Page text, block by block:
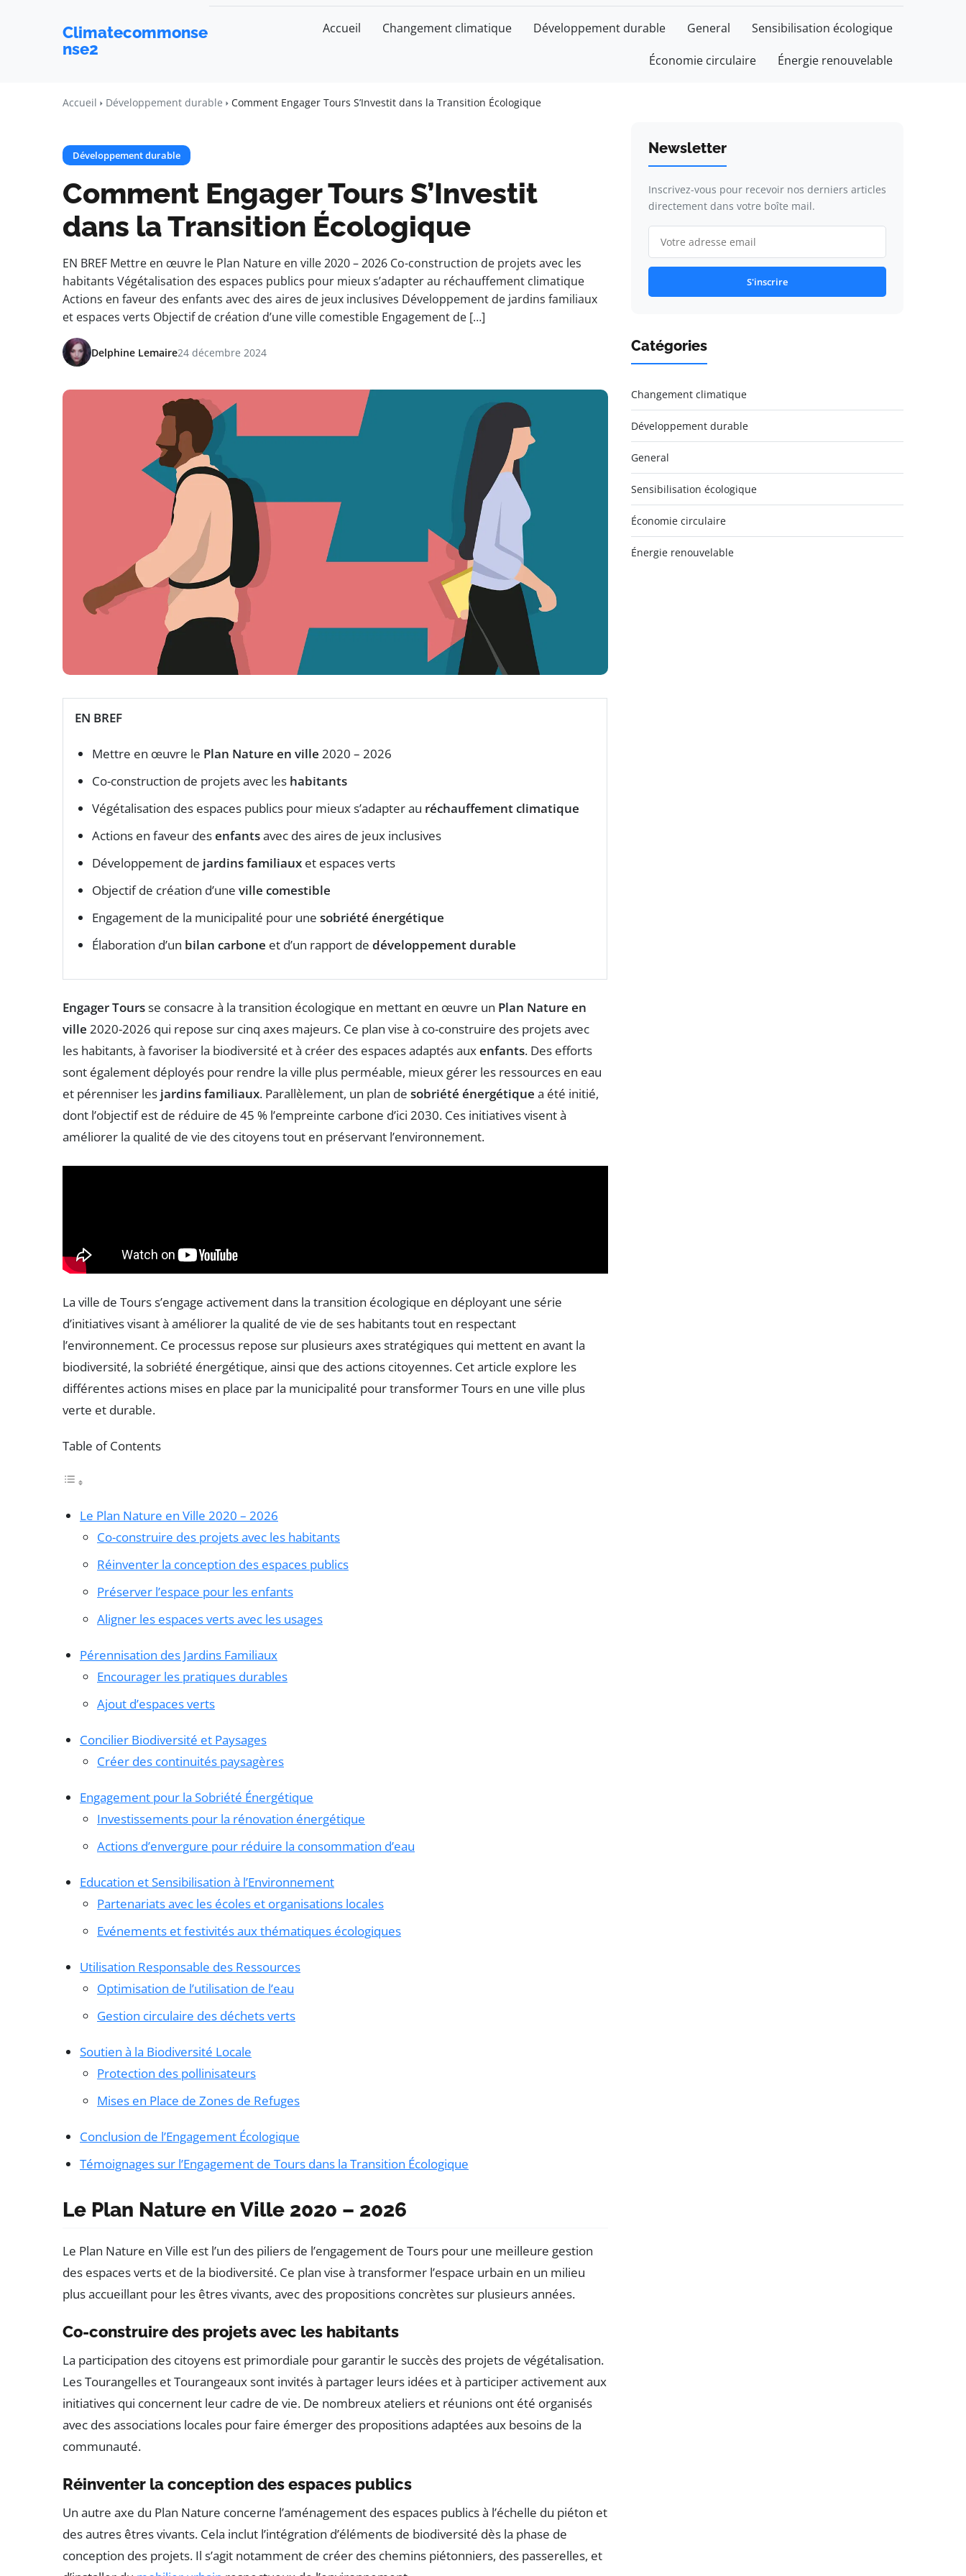
Climatecommonse
nse2
Accueil Changement climatique Développement durable General Sensibilisation écologique
Économie circulaire Énergie renouvelable
Accueil Développement durable Comment Engager Tours S’Investit dans la Transition Écologique
Développement durable
Comment Engager Tours S’Investit
dans la Transition Écologique
EN BREF Mettre en œuvre le Plan Nature en ville 2020 – 2026 Co-construction de projets avec les
habitants Végétalisation des espaces publics pour mieux s’adapter au réchauffement climatique
Actions en faveur des enfants avec des aires de jeux inclusives Développement de jardins familiaux
et espaces verts Objectif de création d’une ville comestible Engagement de […]
Delphine Lemaire24 décembre 2024
EN BREF
Mettre en œuvre le Plan Nature en ville 2020 – 2026
Co-construction de projets avec les habitants
Végétalisation des espaces publics pour mieux s’adapter au réchauffement climatique
Actions en faveur desenfantsavec des aires de jeux inclusives
Développement de jardins familiaux et espaces verts
Objectif de création d’une ville comestible
Engagement de la municipalité pour une sobriété énergétique
Élaboration d’un bilan carbone et d’un rapport de développement durable
Engager Toursse consacre à la transition écologique en mettant en œuvre un Plan Nature en
ville 2020-2026 qui repose sur cinq axes majeurs. Ce plan vise à co-construire des projets avec
les habitants, à favoriser la biodiversité et à créer des espaces adaptés auxenfants. Des efforts
sont également déployés pour rendre la ville plus perméable, mieux gérer les ressources en eau
et pérenniser les jardins familiaux. Parallèlement, un plan de sobriété énergétique a été initié,
dont l’objectif est de réduire de 45 % l’empreinte carbone d’ici 2030. Ces initiatives visent à
améliorer la qualité de vie des citoyens tout en préservant l’environnement.
La ville de Tours s’engage activement dans la transition écologique en déployant une série
d’initiatives visant à améliorer la qualité de vie de ses habitants tout en respectant
l’environnement. Ce processus repose sur plusieurs axes stratégiques qui mettent en avant la
biodiversité, la sobriété énergétique, ainsi que des actions citoyennes. Cet article explore les
différentes actions mises en place par la municipalité pour transformer Tours en une ville plus
verte et durable.
Table of Contents
Le Plan Nature en Ville 2020 – 2026
Co-construire des projets avec les habitants
Réinventer la conception des espaces publics
Préserver l’espace pour les enfants
Aligner les espaces verts avec les usages
Pérennisation des Jardins Familiaux
Encourager les pratiques durables
Ajout d’espaces verts
Concilier Biodiversité et Paysages
Créer des continuités paysagères
Engagement pour la Sobriété Énergétique
Investissements pour la rénovation énergétique
Actions d’envergure pour réduire la consommation d’eau
Education et Sensibilisation à l’Environnement
Partenariats avec les écoles et organisations locales
Evénements et festivités aux thématiques écologiques
Utilisation Responsable des Ressources
Optimisation de l’utilisation de l’eau
Gestion circulaire des déchets verts
Soutien à la Biodiversité Locale
Protection des pollinisateurs
Mises en Place de Zones de Refuges
Conclusion de l’Engagement Écologique
Témoignages sur l’Engagement de Tours dans la Transition Écologique
Le Plan Nature en Ville 2020 – 2026
Le Plan Nature en Ville est l’un des piliers de l’engagement de Tours pour une meilleure gestion
des espaces verts et de la biodiversité. Ce plan vise à transformer l’espace urbain en un milieu
plus accueillant pour les êtres vivants, avec des propositions concrètes sur plusieurs années.
Co-construire des projets avec les habitants
La participation des citoyens est primordiale pour garantir le succès des projets de végétalisation.
Les Tourangelles et Tourangeaux sont invités à partager leurs idées et à participer activement aux
initiatives qui concernent leur cadre de vie. De nombreux ateliers et réunions ont été organisés
avec des associations locales pour faire émerger des propositions adaptées aux besoins de la
communauté.
Réinventer la conception des espaces publics
Un autre axe du Plan Nature concerne l’aménagement des espaces publics à l’échelle du piéton et
des autres êtres vivants. Cela inclut l’intégration d’éléments de biodiversité dès la phase de
conception des projets. Il s’agit notamment de créer des chemins piétonniers, des passerelles, et
Newsletter
Inscrivez-vous pour recevoir nos derniers articles
directement dans votre boîte mail.
S'inscrire
Catégories
Changement climatique
Développement durable
General
Sensibilisation écologique
Économie circulaire
Énergie renouvelable